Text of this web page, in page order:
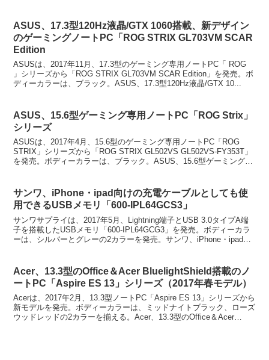
ASUS、17.3型120Hz液晶/GTX 1060搭載、新デザイン
のゲーミングノートPC「ROG STRIX GL703VM SCAR
Edition
ASUSは、2017年11月、17.3型のゲーミング専用ノートPC「 ROG
」シリーズから「ROG STRIX GL703VM SCAR Edition」を発売。ボ
ディーカラーは、ブラック。ASUS、17.3型120Hz液晶/GTX 10...
ASUS、15.6型ゲーミング専用ノートPC「ROG Strix」
シリーズ
ASUSは、2017年4月、15.6型のゲーミング専用ノートPC「ROG
STRIX」シリーズから「ROG STRIX GL502VS GL502VS-FY353T」
を発売。ボディーカラーは、ブラック。ASUS、15.6型ゲーミング専
サンワ、iPhone・ipad向けの充電ケーブルとしても使
用できるUSBメモリ「600-IPL64GCS3」
サンワサプライは、2017年5月、Lightning端子とUSB 3.0タイプA端
子を搭載したUSBメモリ「600-IPL64GCG3」を発売。ボディーカラ
ーは、シルバーとグレーの2カラーを発売。サンワ、iPhone・ipad向
Acer、13.3型のOffice＆Acer BluelightShield搭載のノ
ートPC「Aspire ES 13」シリーズ（2017年春モデル）
Acerは、2017年2月、13.3型ノートPC「Aspire ES 13」シリーズから
新モデルを発売。ボディーカラーは、ミッドナイトブラック、ローズ
ウッドレッドの2カラーを揃える。Acer、13.3型のOffice＆Acer